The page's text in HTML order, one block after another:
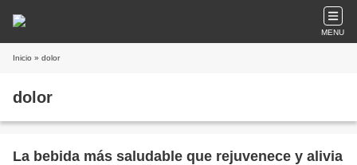
MENU
Inicio » dolor
dolor
La bebida más saludable que rejuvenece y alivia